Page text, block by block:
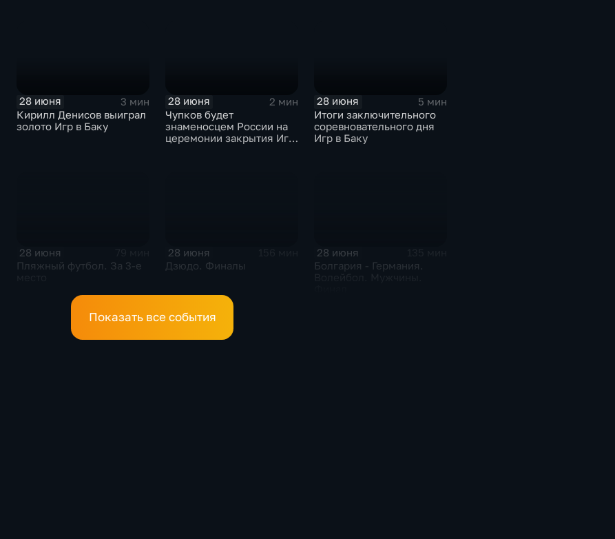
28 июня
3 мин
Кирилл Денисов выиграл
золото Игр в Баку
28 июня
2 мин
Чупков будет
знаменосцем России на
церемонии закрытия Игр
28 июня
5 мин
Итоги заключительного
соревновательного дня
Игр в Баку
28 июня
Пляжный футбол. За 3-е
28 июня
Дзюдо. Финалы
28 июня
Болгария - Германия.
Показать все события